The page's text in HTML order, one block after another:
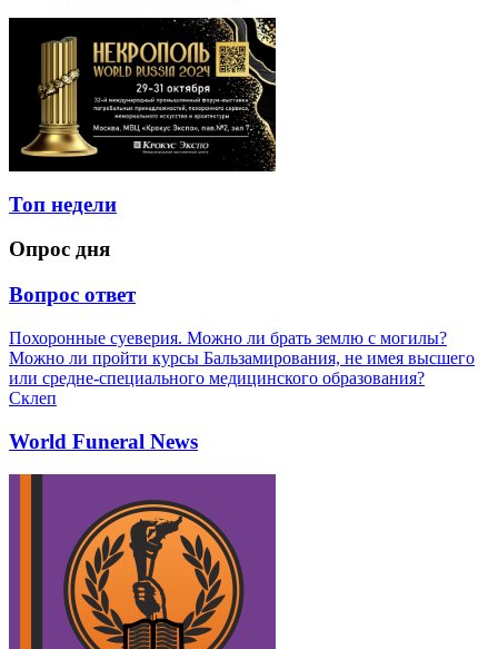
Топ недели
Опрос дня
Вопрос ответ
Похоронные суеверия. Можно ли брать землю с могилы?
Можно ли пройти курсы Бальзамирования, не имея высшего
или средне-специального медицинского образования?
Склеп
World Funeral News